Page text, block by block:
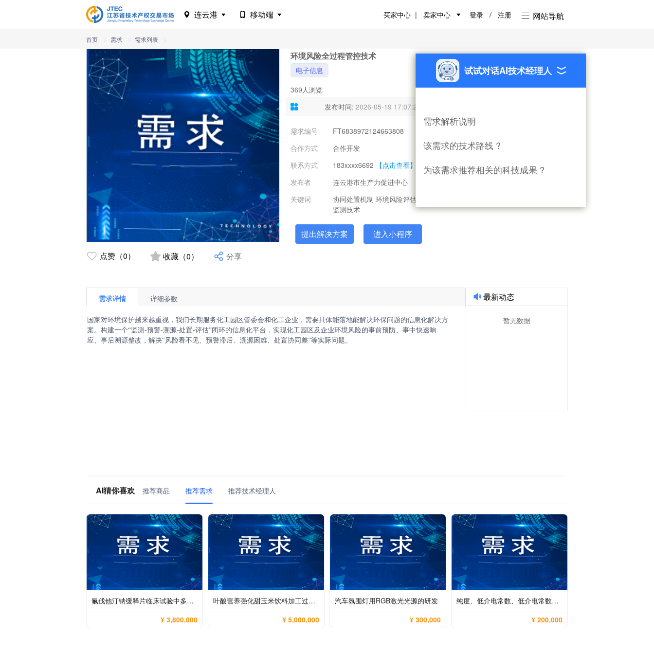
连云港 移动端 登录 / 注册 网站导航
买家中心 卖家中心
首页 需求 需求列表
点赞（0） 收藏（0） 分享
环境风险全过程管控技术
电子信息
369人浏览
发布时间: 2026-05-19 17:07:24
需求编号 FT6838972124663808
合作方式
合作开发 意向投入 面议
联系方式 183xxxx6692
【点击查看】
发布者
连云港市生产力促进中心
关键词
协同处置机制 环境风险评估模型 溯源分析 环境风险全过程管控技术
监测技术
提出解决方案 进入小程序
需求详情 详细参数
国家对环境保护越来越重视，我们长期服务化工园区管委会和化工企业，需要具体能落地能解决环保问题的信息化解决方
案。构建一个“监测-预警-溯源-处置-评估”闭环的信息化平台，实现化工园区及企业环境风险的事前预防、事中快速响
应、事后溯源整改，解决“风险看不见、预警滞后、溯源困难、处置协同差”等实际问题。
最新动态
暂无数据
AI猜你喜欢 推荐商品 推荐需求 推荐技术经理人
氟伐他汀钠缓释片临床试验中多峰吸收特征捕捉、高变异性控制与高灵敏宽线性检测方法开发
¥ 3,800,000
叶酸营养强化甜玉米饮料加工过程中天然叶酸的最大化保全与产品稳定性控制
¥ 5,000,000
汽车氛围灯用RGB激光光源的研发
¥ 300,000
纯度、低介电常数、低介电常数二氧化硅粉末的制备技术
¥ 200,000
试试对话AI技术经理人
需求解析说明
该需求的技术路线 ?
为该需求推荐相关的科技成果 ?